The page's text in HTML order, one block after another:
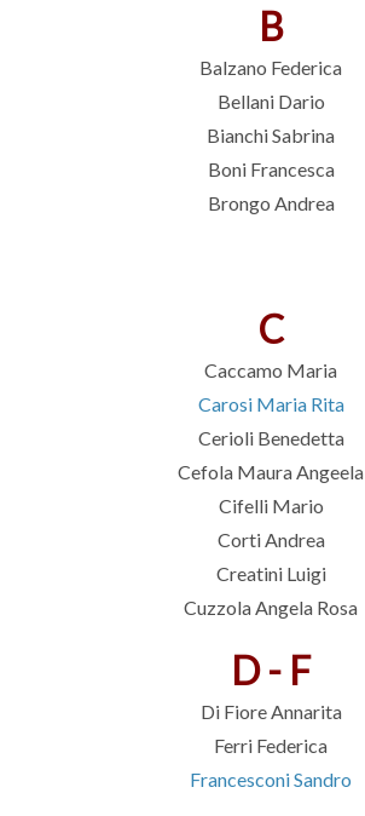
B
Balzano Federica
Bellani Dario
Bianchi Sabrina
Boni Francesca
Brongo Andrea
C
Caccamo Maria
Carosi Maria Rita
Cerioli Benedetta
Cefola Maura Angeela
Cifelli Mario
Corti Andrea
Creatini Luigi
Cuzzola Angela Rosa
D - F
Di Fiore Annarita
Ferri Federica
Francesconi Sandro